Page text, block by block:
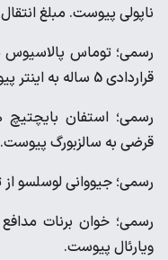
ناپولی پیوست. مبلغ انتقال 30 میلیون یورو
قراردادی 5 ساله به اینتر پیوست. مبلغ انتقال: 7+3 میلیون یورو
رسمی؛ استفان بایچتیچ
قرضی به سالزبورگ پیوست.
رسمی؛ جیووانی لوسلسو
رسمی؛ خوان برنات
ویارئال پیوست.